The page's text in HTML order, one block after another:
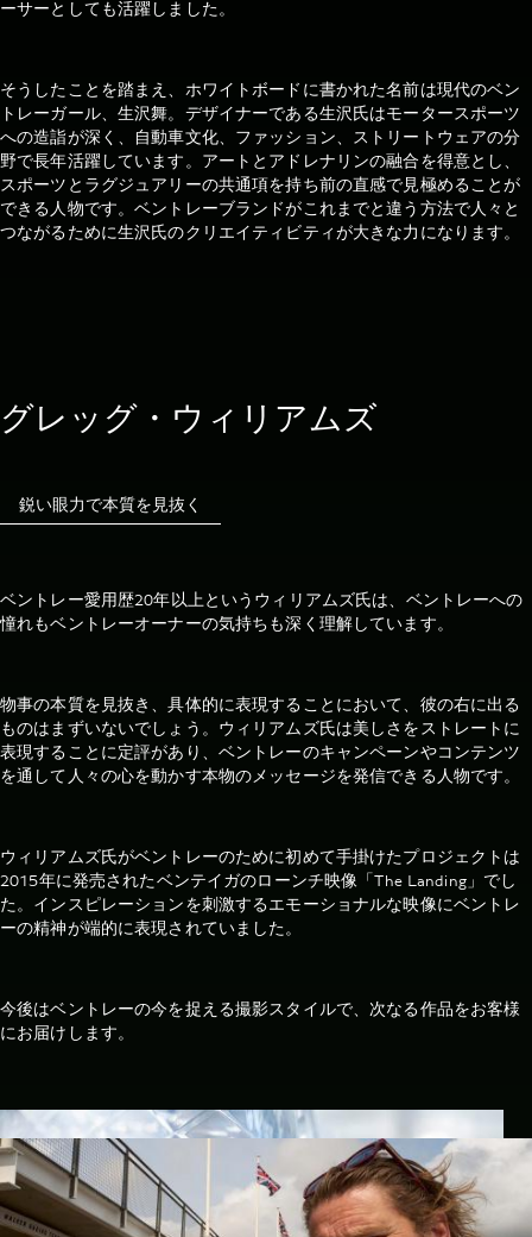
ーサーとしても活躍しました。
そうしたことを踏まえ、ホワイトボードに書かれた名前は現代のベン
トレーガール、生沢舞。デザイナーである生沢氏はモータースポーツ
への造詣が深く、自動車文化、ファッション、ストリートウェアの分
野で長年活躍しています。アートとアドレナリンの融合を得意とし、
スポーツとラグジュアリーの共通項を持ち前の直感で見極めることが
できる人物です。ベントレーブランドがこれまでと違う方法で人々と
つながるために生沢氏のクリエイティビティが大きな力になります。
グレッグ・ウィリアムズ
鋭い眼力で本質を見抜く
ベントレー愛用歴20年以上というウィリアムズ氏は、ベントレーへの
憧れもベントレーオーナーの気持ちも深く理解しています。
物事の本質を見抜き、具体的に表現することにおいて、彼の右に出る
ものはまずいないでしょう。ウィリアムズ氏は美しさをストレートに
表現することに定評があり、ベントレーのキャンペーンやコンテンツ
を通して人々の心を動かす本物のメッセージを発信できる人物です。
ウィリアムズ氏がベントレーのために初めて手掛けたプロジェクトは
2015年に発売されたベンテイガのローンチ映像「The Landing」でし
た。インスピレーションを刺激するエモーショナルな映像にベントレ
ーの精神が端的に表現されていました。
今後はベントレーの今を捉える撮影スタイルで、次なる作品をお客様
にお届けします。